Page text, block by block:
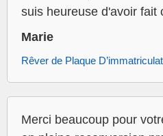
suis heureuse d'avoir fait
Marie
Rêver de Plaque
Merci beaucoup pour